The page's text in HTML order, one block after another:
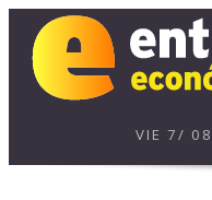
VIE 7/ 08